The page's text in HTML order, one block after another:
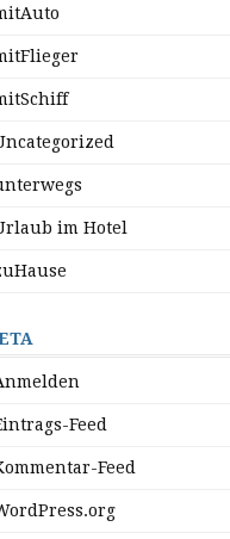
im Hotel
Feed
Feed